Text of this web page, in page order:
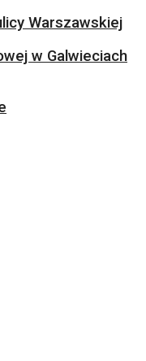
Warszawskiej
w Galwieciach